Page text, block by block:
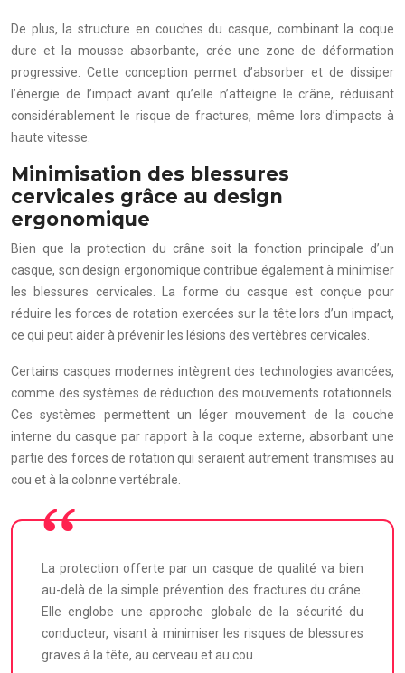
De plus, la structure en couches du casque, combinant la coque
dure et la mousse absorbante, crée une zone de déformation
progressive. Cette conception permet d’absorber et de dissiper
l’énergie de l’impact avant qu’elle n’atteigne le crâne, réduisant
considérablement le risque de fractures, même lors d’impacts à
haute vitesse.
Minimisation des blessures
cervicales grâce au design
ergonomique
Bien que la protection du crâne soit la fonction principale d’un
casque, son design ergonomique contribue également à minimiser
les blessures cervicales. La forme du casque est conçue pour
réduire les forces de rotation exercées sur la tête lors d’un impact,
ce qui peut aider à prévenir les lésions des vertèbres cervicales.
Certains casques modernes intègrent des technologies avancées,
comme des systèmes de réduction des mouvements rotationnels.
Ces systèmes permettent un léger mouvement de la couche
interne du casque par rapport à la coque externe, absorbant une
partie des forces de rotation qui seraient autrement transmises au
cou et à la colonne vertébrale.
La protection offerte par un casque de qualité va bien
au-delà de la simple prévention des fractures du crâne.
Elle englobe une approche globale de la sécurité du
conducteur, visant à minimiser les risques de blessures
graves à la tête, au cerveau et au cou.